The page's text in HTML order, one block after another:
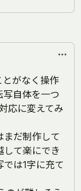
がなく操作
写自体を一つ
応に変えてみ
まだ制作して
して楽にでき
は1字に充て